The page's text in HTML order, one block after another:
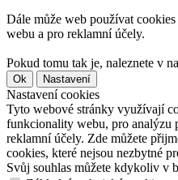
Dále může web používat
webu a pro reklamní účely.
Pokud tomu tak je, naleznete v
Ok Nastavení
Nastavení cookies
Tyto webové stránky využívají
funkcionality webu, pro analýzu
reklamní účely. Zde můžete
cookies, které nejsou nezbytné
Svůj souhlas můžete kdykoliv v